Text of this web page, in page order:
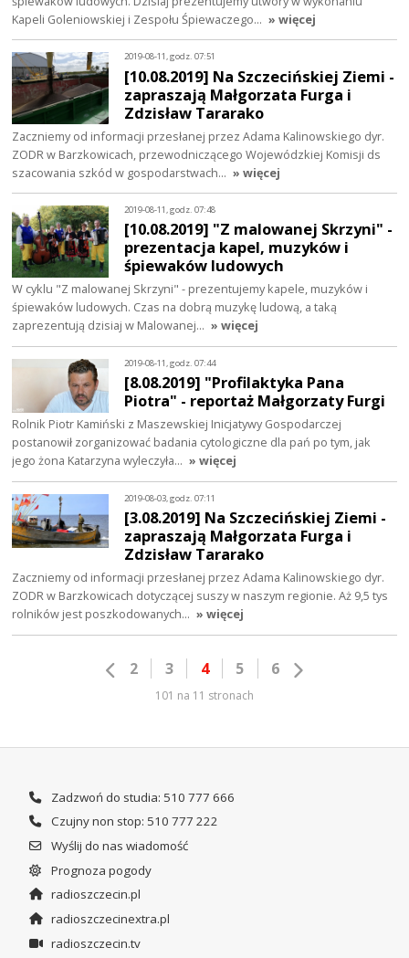
Kapeli Goleniowskiej i Zespołu Śpiewaczego… » więcej
2019-08-11, godz. 07:51
[10.08.2019] Na Szczecińskiej Ziemi -
zapraszają Małgorzata Furga i
Zdzisław Tararako
Zaczniemy od informacji przesłanej przez Adama Kalinowskiego dyr.
ZODR w Barzkowicach, przewodniczącego Wojewódzkiej Komisji ds
szacowania szkód w gospodarstwach… » więcej
2019-08-11, godz. 07:48
[10.08.2019] "Z malowanej Skrzyni" -
prezentacja kapel, muzyków i
śpiewaków ludowych
W cyklu "Z malowanej Skrzyni" - prezentujemy kapele, muzyków i
śpiewaków ludowych. Czas na dobrą muzykę ludową, a taką
zaprezentują dzisiaj w Malowanej… » więcej
2019-08-11, godz. 07:44
[8.08.2019] "Profilaktyka Pana
Piotra" - reportaż Małgorzaty Furgi
Rolnik Piotr Kamiński z Maszewskiej Inicjatywy Gospodarczej
postanowił zorganizować badania cytologiczne dla pań po tym, jak
jego żona Katarzyna wyleczyła… » więcej
2019-08-03, godz. 07:11
[3.08.2019] Na Szczecińskiej Ziemi -
zapraszają Małgorzata Furga i
Zdzisław Tararako
Zaczniemy od informacji przesłanej przez Adama Kalinowskiego dyr.
ZODR w Barzkowicach dotyczącej suszy w naszym regionie. Aż 9,5 tys
rolników jest poszkodowanych… » więcej
2 3 4 5 6
101 na 11 stronach
Zadzwoń do studia: 510 777 666
Czujny non stop: 510 777 222
Wyślij do nas wiadomość
Prognoza pogody
radioszczecin.pl
radioszczecinextra.pl
radioszczecin.tv